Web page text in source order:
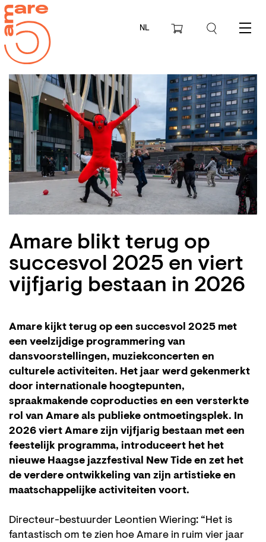
NL Menu
Amare blikt terug op
succesvol 2025 en viert
vijfjarig bestaan in 2026
Amare kijkt terug op een succesvol 2025 met
een veelzijdige programmering van
dansvoorstellingen, muziekconcerten en
culturele activiteiten. Het jaar werd gekenmerkt
door internationale hoogtepunten,
spraakmakende coproducties en een versterkte
rol van Amare als publieke ontmoetingsplek. In
2026 viert Amare zijn vijfjarig bestaan met een
feestelijk programma, introduceert het het
nieuwe Haagse jazzfestival New Tide en zet het
de verdere ontwikkeling van zijn artistieke en
maatschappelijke activiteiten voort.
Directeur-bestuurder Leontien Wiering: “Het is
fantastisch om te zien hoe Amare in ruim vier jaar